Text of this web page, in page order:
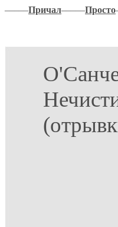
–––––Причал–––––Просто